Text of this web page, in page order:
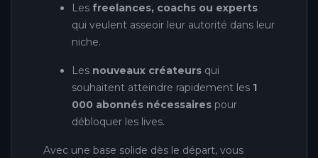
Les freelances, coachs ou experts
qui veulent asseoir leur autorité dans leur
niche.
Les nouveaux créateurs qui
souhaitent atteindre rapidement les 1
000 abonnés nécessaires pour
débloquer les lives.
Avec une base solide dès le départ, vous